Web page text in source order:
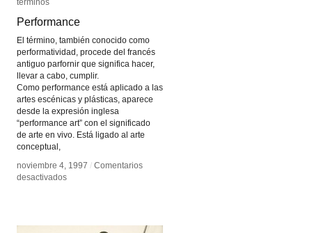
términos
Performance
El término, también conocido como
performatividad, procede del francés
antiguo parfornir que significa hacer,
llevar a cabo, cumplir.
Como performance está aplicado a las
artes escénicas y plásticas, aparece
desde la expresión inglesa
“performance art” con el significado
de arte en vivo. Está ligado al arte
conceptual,
noviembre 4, 1997 / Comentarios
desactivadosen
términos
Performance
noviembre 4, 1997 / Comentarios
desactivadosen